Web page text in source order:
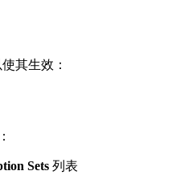
其生效：
Sets 列表